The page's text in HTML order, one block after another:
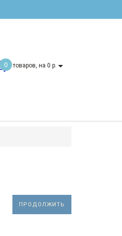
0 товаров, на 0 р.
ПРОДОЛЖИТЬ